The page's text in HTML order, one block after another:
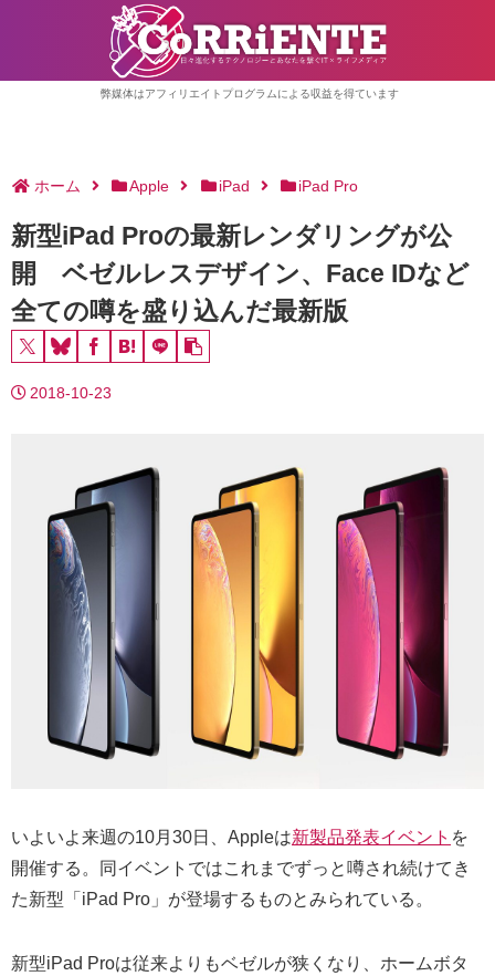
弊媒体はアフィリエイトプログラムによる収益を得ています
ホーム Apple iPad iPad Pro
新型iPad Proの最新レンダリングが公
開 ベゼルレスデザイン、Face IDなど
全ての噂を盛り込んだ最新版
2018-10-23
いよいよ来週の10月30日、Appleは新製品発表イベント を
開催する。同イベントではこれまでずっと噂され続けてき
た新型「iPad Pro」が登場するものとみられている。
新型iPad Proは従来よりもベゼルが狭くなり、ホームボタ